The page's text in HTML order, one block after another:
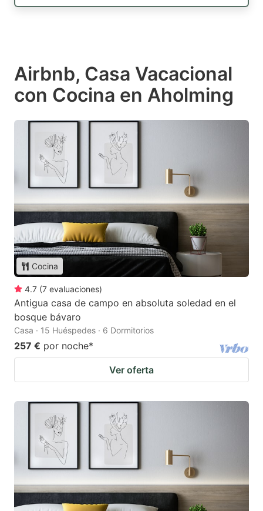
Airbnb, Casa Vacacional
con Cocina en Aholming
Cocina
4.7 (7 evaluaciones)
Antigua casa de campo en absoluta soledad en el
bosque bávaro
Casa · 15 Huéspedes · 6 Dormitorios
257 € por noche*
Ver oferta